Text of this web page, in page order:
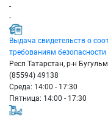
-
-
Выдача свидетельств о
требованиям безопасности
Респ Татарстан, р-н
(85594) 49138
Среда: 14:00 - 17:30
Пятница: 14:00 - 17:30